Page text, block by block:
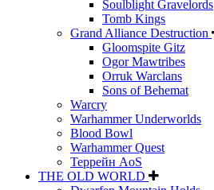
Soulblight Gravelords
Tomb Kings
Grand Alliance Destruction
Gloomspite Gitz
Ogor Mawtribes
Orruk Warclans
Sons of Behemat
Warcry
Warhammer Underworlds
Blood Bowl
Warhammer Quest
Террейн AoS
THE OLD WORLD